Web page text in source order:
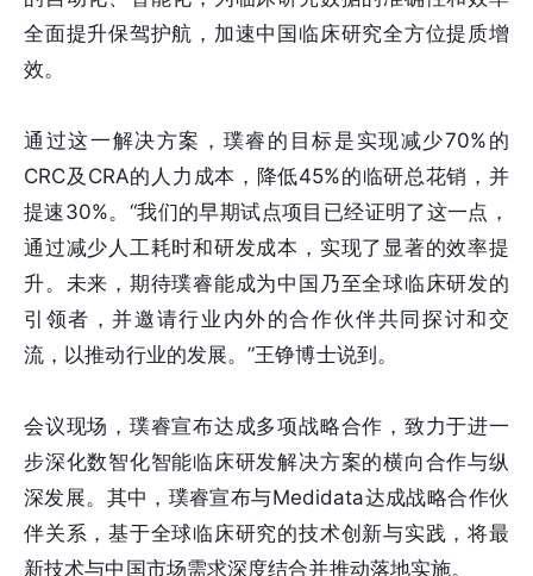
全面提升保驾护航，加速中国临床研究全方位提质增
效。
通过这一解决方案，璞睿的目标是实现减少70%的
CRC及CRA的人力成本，降低45%的临研总花销，并
提速30%。“我们的早期试点项目已经证明了这一点，
通过减少人工耗时和研发成本，实现了显著的效率提
升。未来，期待璞睿能成为中国乃至全球临床研发的
引领者，并邀请行业内外的合作伙伴共同探讨和交
流，以推动行业的发展。”王铮博士说到。
会议现场，璞睿宣布达成多项战略合作，致力于进一
步深化数智化智能临床研发解决方案的横向合作与纵
深发展。其中，璞睿宣布与Medidata达成战略合作伙
伴关系，基于全球临床研究的技术创新与实践，将最
新技术与中国市场需求深度结合并推动落地实施。